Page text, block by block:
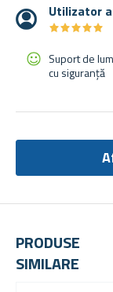
PRODUSE
SIMILARE
Utilizator
★★★★★
★★★★★
Suport de
cu siguranță